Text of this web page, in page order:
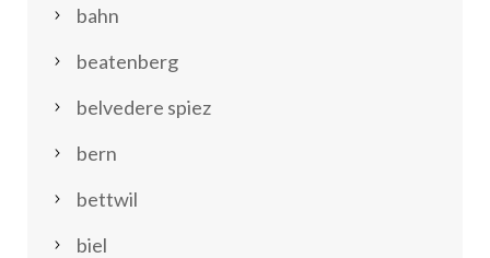
bahn
beatenberg
belvedere spiez
bern
bettwil
biel